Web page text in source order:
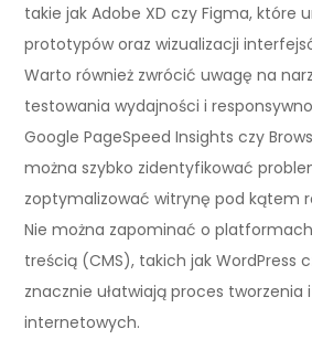
takie jak Adobe XD czy Figma, które
prototypów oraz wizualizacji
Warto również zwrócić uwagę na
testowania wydajności i
Google PageSpeed Insights czy
można szybko zidentyfikować
zoptymalizować witrynę pod kątem
Nie można zapominać o
treścią (CMS), takich jak WordPress
znacznie ułatwiają proces tworzenia
internetowych.